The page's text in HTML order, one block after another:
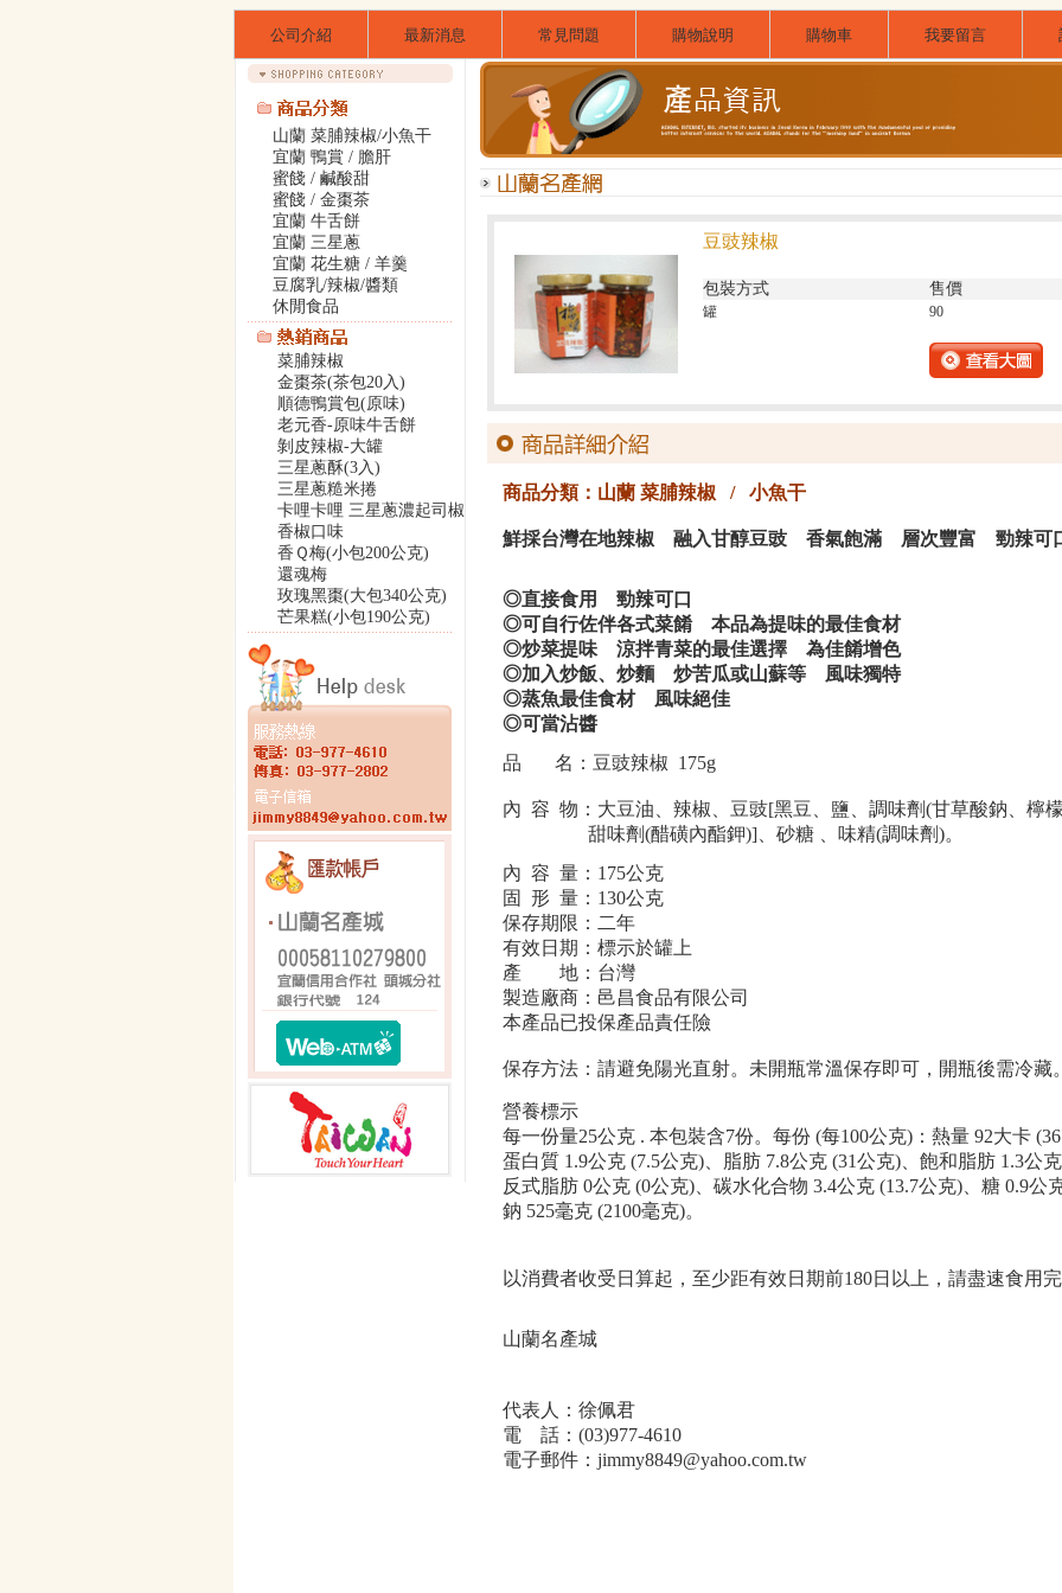
公司介紹 最新消息 常見問題 購物說明 購物車 我要留言
山蘭 菜脯辣椒/小魚干
宜蘭 鴨賞 / 膽肝
蜜餞 / 鹹酸甜
蜜餞 / 金棗茶
宜蘭 牛舌餅
宜蘭 三星蔥
宜蘭 花生糖 / 羊羹
豆腐乳/辣椒/醬類
休閒食品
菜脯辣椒
金棗茶(茶包20入)
順德鴨賞包(原味)
老元香-原味牛舌餅
剝皮辣椒-大罐
三星蔥酥(3入)
三星蔥糙米捲
卡哩卡哩 三星蔥濃起司椒
香椒口味
香Ｑ梅(小包200公克)
還魂梅
玫瑰黑棗(大包340公克)
芒果糕(小包190公克)
豆豉辣椒
包裝方式 售價
罐 90
商品分類：山蘭 菜脯辣椒 / 小魚干
鮮採台灣在地辣椒 融入甘醇豆豉 香氣飽滿 層次豐富 勁辣可
◎直接食用 勁辣可口
◎可自行佐伴各式菜餚 本品為提味的最佳食材
◎炒菜提味 涼拌青菜的最佳選擇 為佳餚增色
◎加入炒飯、炒麵 炒苦瓜或山蘇等 風味獨特
◎蒸魚最佳食材 風味絕佳
◎可當沾醬
品 名 ：豆豉辣椒 175g
內 容 物 ： 大豆油 、辣椒、 豆豉[黑豆 、鹽、調味劑(甘草酸鈉、檸
甜味劑(醋磺內酯鉀)]、 砂糖 、味精(調味劑)。
內 容 量：175公克
固 形 量：130公克
保存期限：二年
有效日期：標示於罐上
產 地：台灣
製造廠商：邑昌食品有限公司
本產品已投保產品責任險
保存方法：請避免陽光直射。未開瓶常溫保存即可，開瓶後需冷藏。
營養標示
每一份量25公克 . 本包裝含7份。每份 (每100公克)：熱量 92大卡
蛋白質 1.9公克 (7.5公克)、脂肪 7.8公克 (31公克)、飽和脂肪 1.3公克
反式脂肪 0公克 (0公克)、碳水化合物 3.4公克 (13.7公克)、糖 0.9公
鈉 525毫克 (2100毫克)。
以消費者收受日算起，至少距有效日期前180日以上，請盡速食用完
山蘭名產城
代表人：徐佩君
電 話：(03)977-4610
電子郵件：jimmy8849@yahoo.com.tw